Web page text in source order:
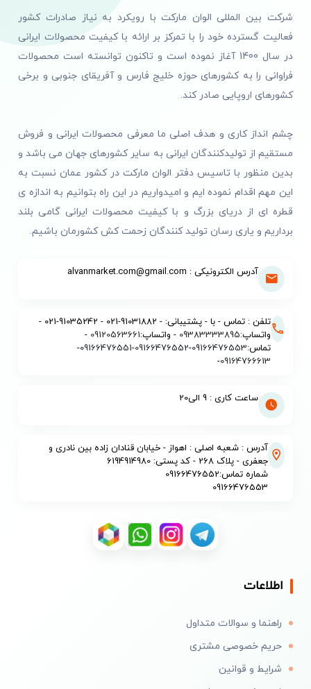
شرکت بین المللی الوان مارکت با رویکرد به نیاز صادرات کشور
فعالیت گسترده خود را با تمرکز بر ارائه با کیفیت محصولات ایرانی
در سال 1400 آغاز نموده است و تاکنون توانسته است محصولات
فراوانی را به کشورهای حوزه خلیج فارس و آفریقای جنوبی و برخی
کشورهای اروپایی صادر کند.
چشم انداز کاری و هدف اصلی ما معرفی محصولات ایرانی و فروش
مستقیم از تولیدکنندگان ایرانی به سایر کشورهای جهان می باشد و
بدین منظور با تاسیس دفتر الوان مارکت در کشور عمان نسبت به
این مهم اقدام نموده ایم و امیدواریم در این راه بتوانیم به اندازه ی
قطره ای از دریای بزرگ و با کیفیت محصولات ایرانی گامی بلند
برداریم و یاری رسان تولید کنندگان زحمت کش کشورمان باشیم.
آدرس الکترونیکی : alvanmarket.com@gmail.com
تلفن : تماس - با - پشتیبانی: - 91031882-021 - 91035242-021 -
واتساپ:09383333895 - واتساپ:09120563661
-
تماس:09166476553
-
09166476552
-
09166476551
-
09164766613
-
ساعت کاری : 9 الی20
آدرس : شعبه اصلی : اهواز - خیابان قنادان زاده بین نادری و
جعفری - پلاک 268 - کد پستی: 6194914980
شماره تماس:09166476552
09166476553
اطلاعات
راهنما و سوالات متداول
حریم خصوصی مشتری
شرایط و قوانین